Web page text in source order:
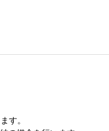
す。